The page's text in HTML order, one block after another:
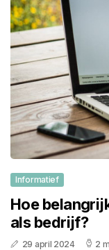
Informatief
Hoe
als bedrijf?
29 april 2024 2